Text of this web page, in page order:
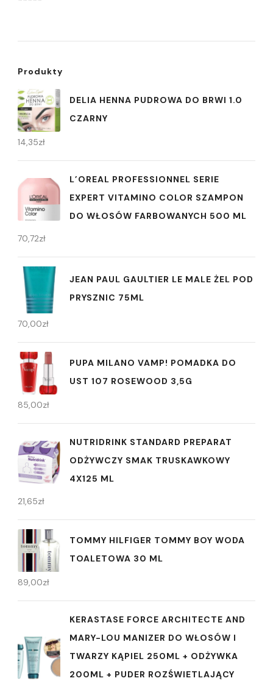
Produkty
DELIA HENNA PUDROWA DO BRWI 1.0
CZARNY
14,35zł
L’OREAL PROFESSIONNEL SERIE
EXPERT VITAMINO COLOR SZAMPON
DO WŁOSÓW FARBOWANYCH 500 ML
70,72zł
JEAN PAUL GAULTIER LE MALE ŻEL POD
PRYSZNIC 75ML
70,00zł
PUPA MILANO VAMP! POMADKA DO
UST 107 ROSEWOOD 3,5G
85,00zł
NUTRIDRINK STANDARD PREPARAT
ODŻYWCZY SMAK TRUSKAWKOWY
4X125 ML
21,65zł
TOMMY HILFIGER TOMMY BOY WODA
TOALETOWA 30 ML
89,00zł
KERASTASE FORCE ARCHITECTE AND
MARY-LOU MANIZER DO WŁOSÓW I
TWARZY KĄPIEL 250ML + ODŻYWKA
200ML + PUDER ROZŚWIETLAJĄCY